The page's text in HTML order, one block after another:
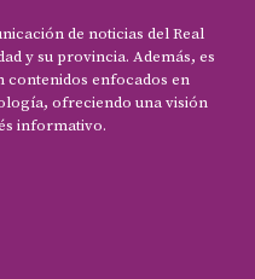
de noticias del Real
y su provincia. Además, es
enfocados en
ofreciendo una visión
informativo.